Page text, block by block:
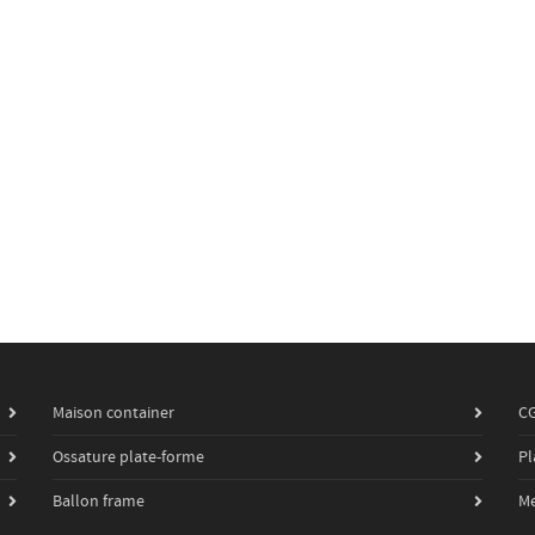
Maison container
Ossature plate-forme
Ballon frame